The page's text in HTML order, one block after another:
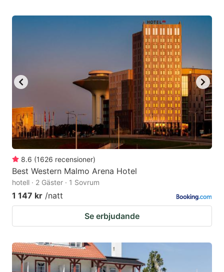
8.6 (1626 recensioner)
Best Western Malmo Arena Hotel
hotell · 2 Gäster · 1 Sovrum
1 147 kr /natt
Se erbjudande